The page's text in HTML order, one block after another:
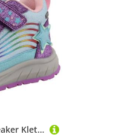
Lurchi Abella-TEX Sneaker Klettboots, winddichte TEX-Ausstattung, Größenschablone zum Download